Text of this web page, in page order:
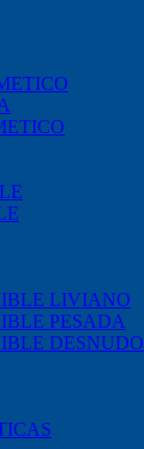
LIVIANO
PESADA
DESNUDO